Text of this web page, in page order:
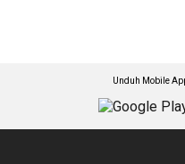
Unduh Mobile